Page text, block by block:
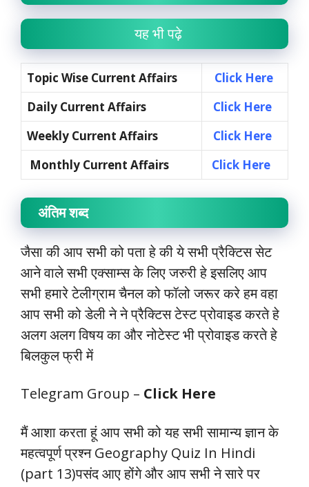
यह भी पढ़े
Topic Wise Current Affairs
Click Here
Daily Current Affairs
Click Here
Weekly Current Affairs
Click Here
Monthly Current Affairs
Click Here
अंतिम शब्द
जैसा की आप सभी को पता हे की ये सभी प्रैक्टिस सेट
आने वाले सभी एक्साम्स के लिए जरुरी हे इसलिए आप
सभी हमारे टेलीग्राम चैनल को फॉलो जरूर करे हम वहा
आप सभी को डेली ने ने प्रैक्टिस टेस्ट प्रोवाइड करते हे
अलग अलग विषय का और नोटेस्ट भी प्रोवाइड करते हे
बिलकुल फ्री में
Telegram Group – Click Here
मैं आशा करता हूं आप सभी को यह सभी सामान्य ज्ञान के
महत्वपूर्ण प्रश्न Geography Quiz In Hindi
(part 13)पसंद आए होंगे और आप सभी ने सारे पर